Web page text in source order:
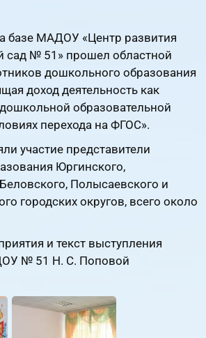
базе МАДОУ «Центр развития
сад № 51» прошел областной
дошкольного образования
доход деятельность как
образовательной
перехода на ФГОС».
участие представители
Юргинского,
Полысаевского и
городских округов, всего около
и текст выступления
№ 51 Н. С. Поповой